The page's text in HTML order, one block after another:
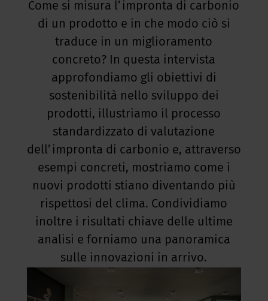
Come si misura l’impronta di carbonio
di un prodotto e in che modo ciò si
traduce in un miglioramento
concreto? In questa intervista
approfondiamo gli obiettivi di
sostenibilità nello sviluppo dei
prodotti, illustriamo il processo
standardizzato di valutazione
dell’impronta di carbonio e, attraverso
esempi concreti, mostriamo come i
nuovi prodotti stiano diventando più
rispettosi del clima. Condividiamo
inoltre i risultati chiave delle ultime
analisi e forniamo una panoramica
sulle innovazioni in arrivo.